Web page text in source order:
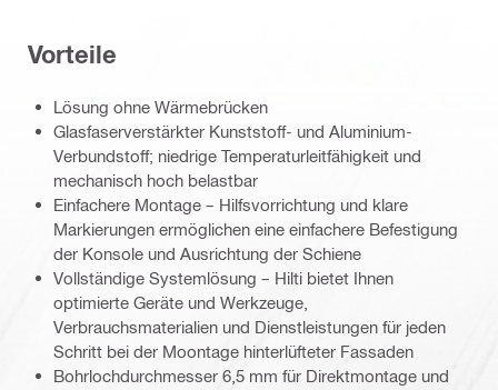
Vorteile
Lösung ohne Wärmebrücken
Glasfaserverstärkter Kunststoff- und Aluminium-
Verbundstoff; niedrige Temperaturleitfähigkeit und
mechanisch hoch belastbar
Einfachere Montage – Hilfsvorrichtung und klare
Markierungen ermöglichen eine einfachere Befestigung
der Konsole und Ausrichtung der Schiene
Vollständige Systemlösung – Hilti bietet Ihnen
optimierte Geräte und Werkzeuge,
Verbrauchsmaterialien und Dienstleistungen für jeden
Schritt bei der Moontage hinterlüfteter Fassaden
Bohrlochdurchmesser 6,5 mm für Direktmontage und